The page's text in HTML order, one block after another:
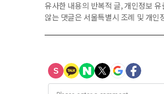
유사한 내용의 반복적 글, 개인정보
않는 댓글은 서울특별시 조례 및 개